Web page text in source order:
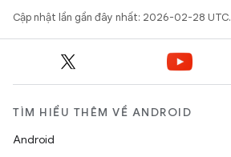
Cập nhật lần gần đây nhất: 2026-02-28 UTC.
TÌM HIỂU THÊM VỀ ANDROID
Android